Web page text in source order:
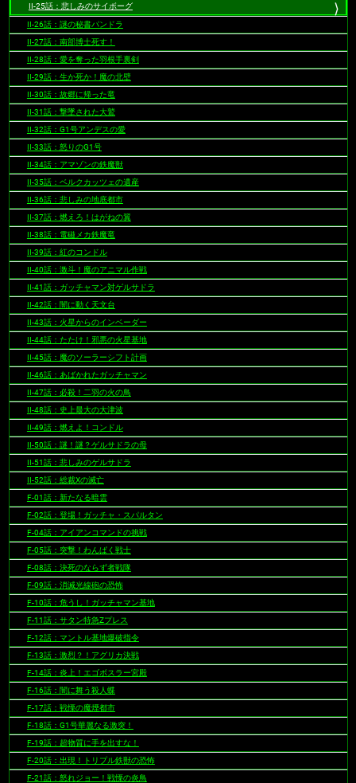
II-25話：悲しみのサイボーグ
II-26話：謎の秘書パンドラ
II-27話：南部博士死す！
II-28話：愛を奪った羽根手裏剣
II-29話：生か死か！魔の北壁
II-30話：故郷に帰った竜
II-31話：撃墜された大鷲
II-32話：G1号アンデスの愛
II-33話：怒りのG1号
II-34話：アマゾンの鉄魔獣
II-35話：ベルクカッツェの遺産
II-36話：悲しみの地底都市
II-37話：燃えろ！はがねの翼
II-38話：電磁メカ鉄魔竜
II-39話：紅のコンドル
II-40話：激斗！魔のアニマル作戦
II-41話：ガッチャマン対ゲルサドラ
II-42話：闇に動く天文台
II-43話：火星からのインベーダー
II-44話：たたけ！邪悪の火星基地
II-45話：魔のソーラーシフト計画
II-46話：あばかれたガッチャマン
II-47話：必殺！二羽の火の鳥
II-48話：史上最大の大津波
II-49話：燃えよ！コンドル
II-50話：謎！謎？ゲルサドラの母
II-51話：悲しみのゲルサドラ
II-52話：総裁Xの滅亡
F-01話：新たなる暗雲
F-02話：登場！ガッチャ・スパルタン
F-04話：アイアンコマンドの挑戦
F-05話：突撃！わんぱく戦士
F-08話：決死のならず者戦隊
F-09話：消滅光線砲の恐怖
F-10話：危うし！ガッチャマン基地
F-11話：サタン特急Zプレス
F-12話：マントル基地爆破指令
F-13話：激烈？！アグリカ決戦
F-14話：炎上！エゴボスラー宮殿
F-16話：闇に舞う殺人蝶
F-17話：戦慄の魔煙都市
F-18話：G1号華麗なる激突！
F-19話：超物質に手を出すな！
F-20話：出現！トリプル鉄獣の恐怖
F-21話：怒れジョー！戦慄の炎鳥